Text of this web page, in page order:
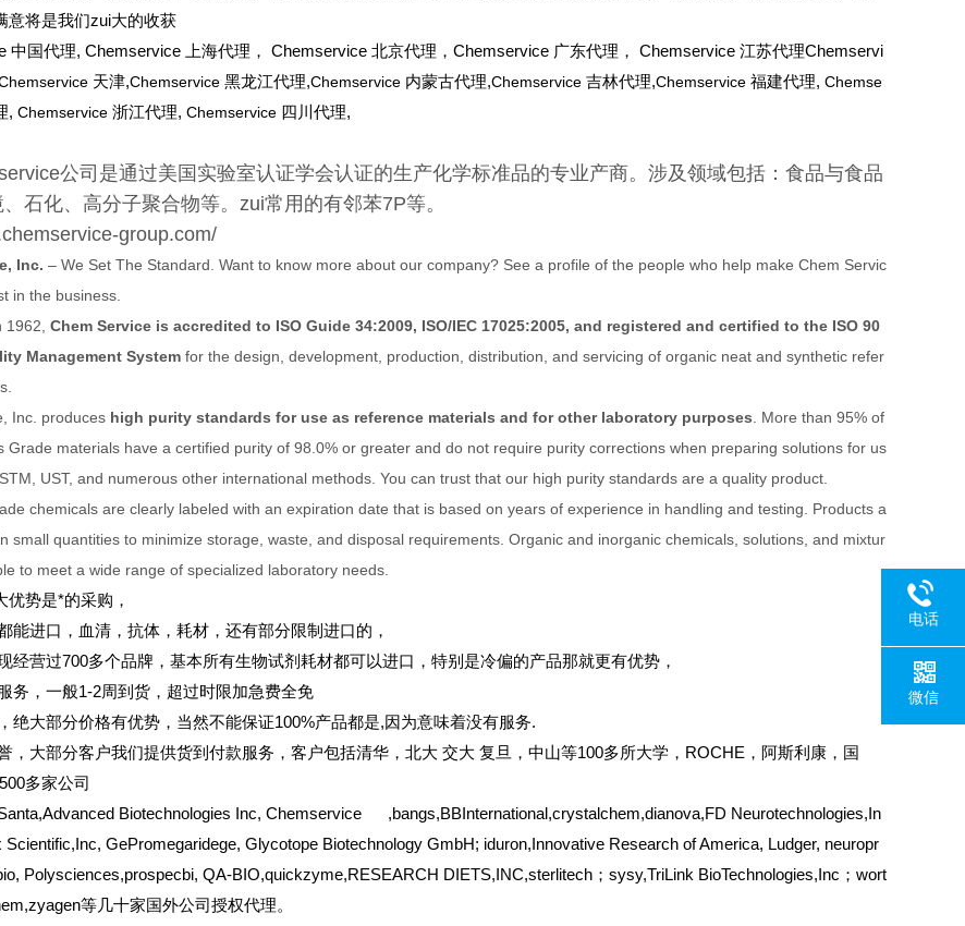
意将是我们zui大的收获
中国代理, Chemservice 上海代理， Chemservice 北京代理，Chemservice 广东代理， Chemservice 江苏代理Chemservi
天津,Chemservice 黑龙江代理,Chemservice 内蒙古代理,Chemservice 吉林代理,Chemservice 福建代理, Chemse
, Chemservice 浙江代理, Chemservice 四川代理,
公司是通过美国实验室认证学会认证的生产化学标准品的专业产商。涉及领域包括：食品与食品
石化、高分子聚合物等。zui常用的有邻苯7P等。
group.com/
Inc. – We Set The Standard. Want to know more about our company? See a profile of the people who help make Chem Servic
in the business.
1962, Chem Service is accredited to ISO Guide 34:2009, ISO/IEC 17025:2005, and registered and certified to the ISO 90
Management System for the design, development, production, distribution, and servicing of organic neat and synthetic refer
Inc. produces high purity standards for use as reference materials and for other laboratory purposes . More than 95% of
Grade materials have a certified purity of 98.0% or greater and do not require purity corrections when preparing solutions for us
UST, and numerous other international methods. You can trust that our high purity standards are a quality product.
chemicals are clearly labeled with an expiration date that is based on years of experience in handling and testing. Products a
small quantities to minimize storage, waste, and disposal requirements. Organic and inorganic chemicals, solutions, and mixtur
to meet a wide range of specialized laboratory needs.
优势是*的采购，
能进口，血清，抗体，耗材，还有部分限制进口的，
经营过700多个品牌，基本所有生物试剂耗材都可以进口，特别是冷偏的产品那就更有优势，
务，一般1-2周到货，超过时限加急费全免
绝大部分价格有优势，当然不能保证100%产品都是,因为意味着没有服务.
，大部分客户我们提供货到付款服务，客户包括清华，北大 交大 复旦，中山等100多所大学，ROCHE，阿斯利康，国
多家公司
Biotechnologies Inc, Chemservice ,bangs,BBInternational,crystalchem,dianova,FD Neurotechnologies,In
GePromegaridege, Glycotope Biotechnology GmbH; iduron,Innovative Research of America, Ludger, neuropr
Polysciences,prospecbi, QA-BIO,quickzyme,RESEARCH DIETS,INC,sterlitech；sysy,TriLink BioTechnologies,Inc；wort
等几十家国外公司授权代理。
电话
微信